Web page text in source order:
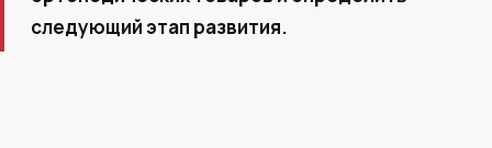
следующий этап развития.